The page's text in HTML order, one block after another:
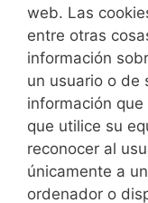
web. Las
entre otras
información
un usuario o de
información
que utilice su
reconocer al
únicamente a
ordenador o